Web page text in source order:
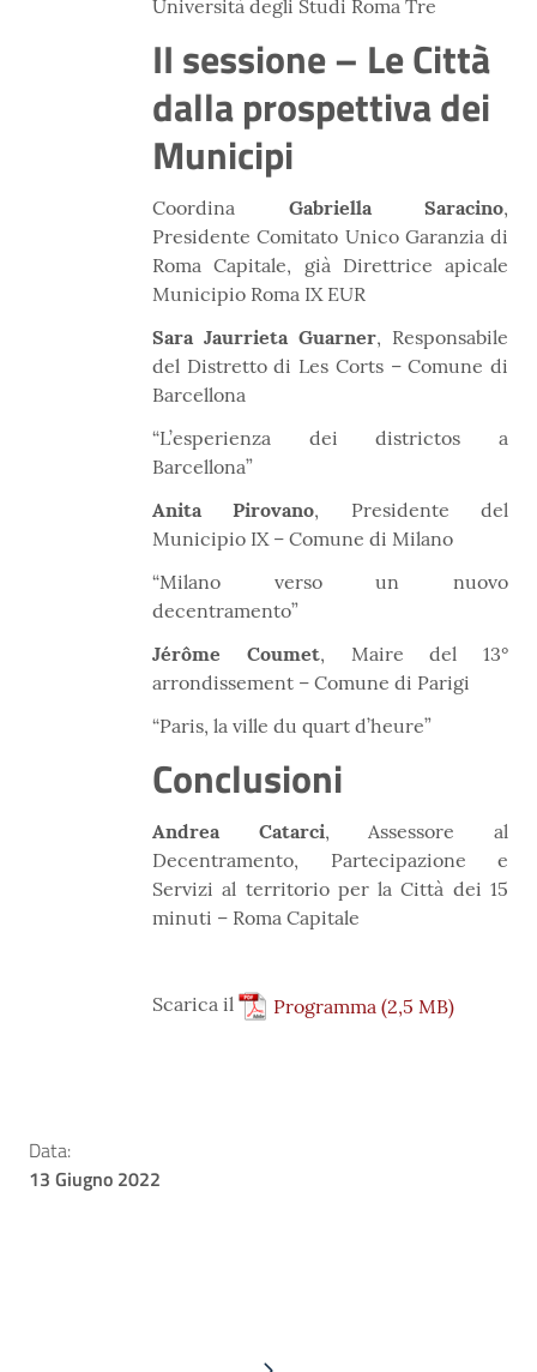
Università degli Studi Roma Tre
II sessione – Le Città
dalla prospettiva dei
Municipi
Coordina Gabriella Saracino,
Presidente Comitato Unico Garanzia di
Roma Capitale, già Direttrice apicale
Municipio Roma IX EUR
Sara Jaurrieta Guarner, Responsabile
del Distretto di Les Corts – Comune di
Barcellona
“L’esperienza dei districtos a
Barcellona”
Anita Pirovano, Presidente del
Municipio IX – Comune di Milano
“Milano verso un nuovo
decentramento”
Jérôme Coumet, Maire del 13°
arrondissement – Comune di Parigi
“Paris, la ville du quart d’heure”
Conclusioni
Andrea Catarci, Assessore al
Decentramento, Partecipazione e
Servizi al territorio per la Città dei 15
minuti – Roma Capitale
Scarica il Programma
Data:
13 Giugno 2022